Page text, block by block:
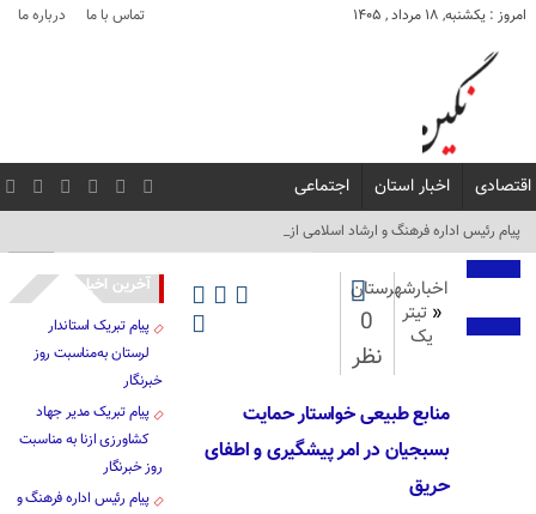
امروز : یکشنبه, ۱۸ مرداد , ۱۴۰۵ تماس با ما درباره ما
اقتصادی اخبار استان اجتماعی
پیام رئیس اداره فرهنگ و ارشاد اسلامی ازنا به_
اخبارشهرستان
« تیتر
یک
0
نظر
منابع طبیعی خواستار حمایت
بسبجیان در امر پیشگیری و اطفای
حریق
آخرین اخبار
پیام تبریک استاندار
لرستان به‌مناسبت روز
خبرنگار
پیام تبریک مدیر جهاد
کشاورزی ازنا به مناسبت
روز خبرنگار
پیام رئیس اداره فرهنگ و